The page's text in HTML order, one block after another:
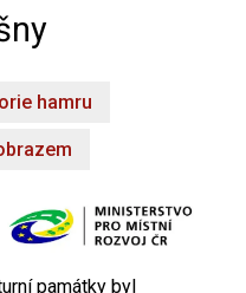
hamru
památky byl